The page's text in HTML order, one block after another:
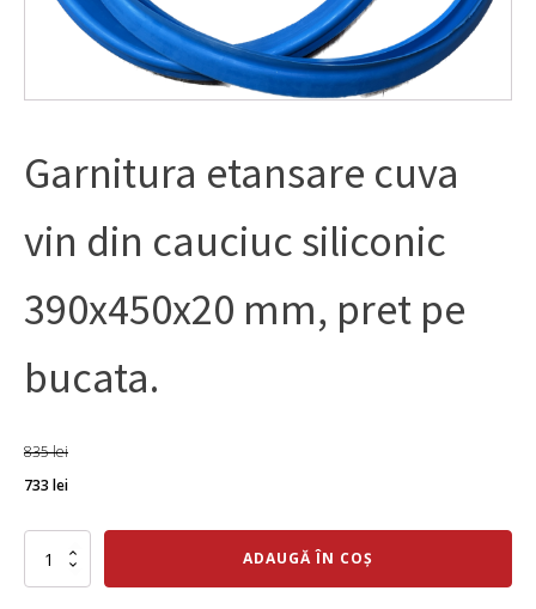
Garnitura etansare cuva
vin din cauciuc siliconic
390x450x20 mm, pret pe
bucata.
835lei
Prețul
fost:
733 leiPrețul
este:
733 lei.
Cantitate
ADAUGĂ ÎN COȘ